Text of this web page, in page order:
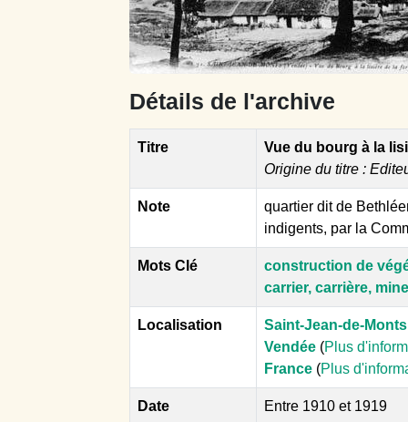
Détails de l'archive
Titre
Vue du bourg à la
Origine du titre :
Note
quartier dit de
indigents, par la
Mots Clé
construction de
carrier, carrière,
Localisation
Saint-Jean-de-Monts
Vendée (Plus
France (Plus
Date Entre 1910 et 1919